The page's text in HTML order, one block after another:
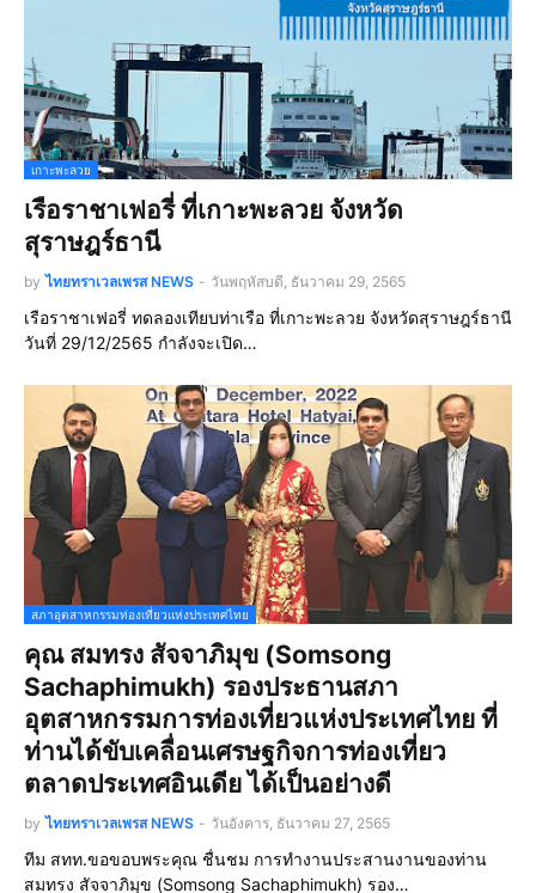
เกาะพะลวย
เรือราชาเฟอรี่ ที่เกาะพะลวย จังหวัด
สุราษฎร์ธานี
by ไทยทราเวลเพรส NEWS - วันพฤหัสบดี, ธันวาคม 29, 2565
เรือราชาเฟอรี่ ทดลองเทียบท่าเรือ ที่เกาะพะลวย จังหวัดสุราษฎร์ธานี
วันที่ 29/12/2565 กำลังจะเปิด…
สภาอุตสาหกรรมท่องเที่ยวแห่งประเทศไทย
คุณ สมทรง สัจจาภิมุข (Somsong
Sachaphimukh) รองประธานสภา
อุตสาหกรรมการท่องเที่ยวแห่งประเทศไทย ที่
ท่านได้ขับเคลื่อนเศรษฐกิจการท่องเที่ยว
ตลาดประเทศอินเดีย ได้เป็นอย่างดี
by ไทยทราเวลเพรส NEWS - วันอังคาร, ธันวาคม 27, 2565
ทีม สทท.ขอขอบพระคุณ ชื่นชม การทำงานประสานงานของท่าน
สมทรง สัจจาภิมุข (Somsong Sachaphimukh) รอง…